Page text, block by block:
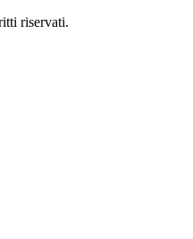
riservati.